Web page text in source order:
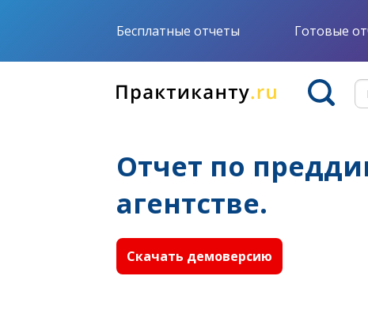
Бесплатные отчеты Готовые
Отчет по
агентстве.
Скачать демоверсию